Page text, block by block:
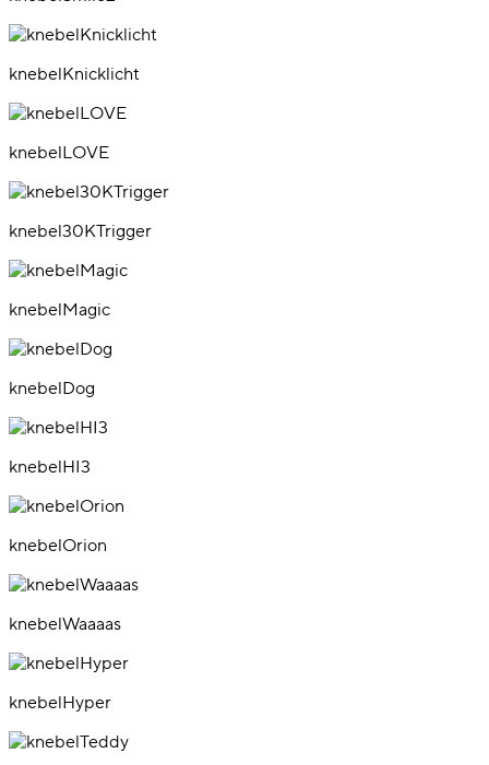
knebelKnicklicht
knebelLOVE
knebel30KTrigger
knebelMagic
knebelDog
knebelHI3
knebelOrion
knebelWaaaas
knebelHyper